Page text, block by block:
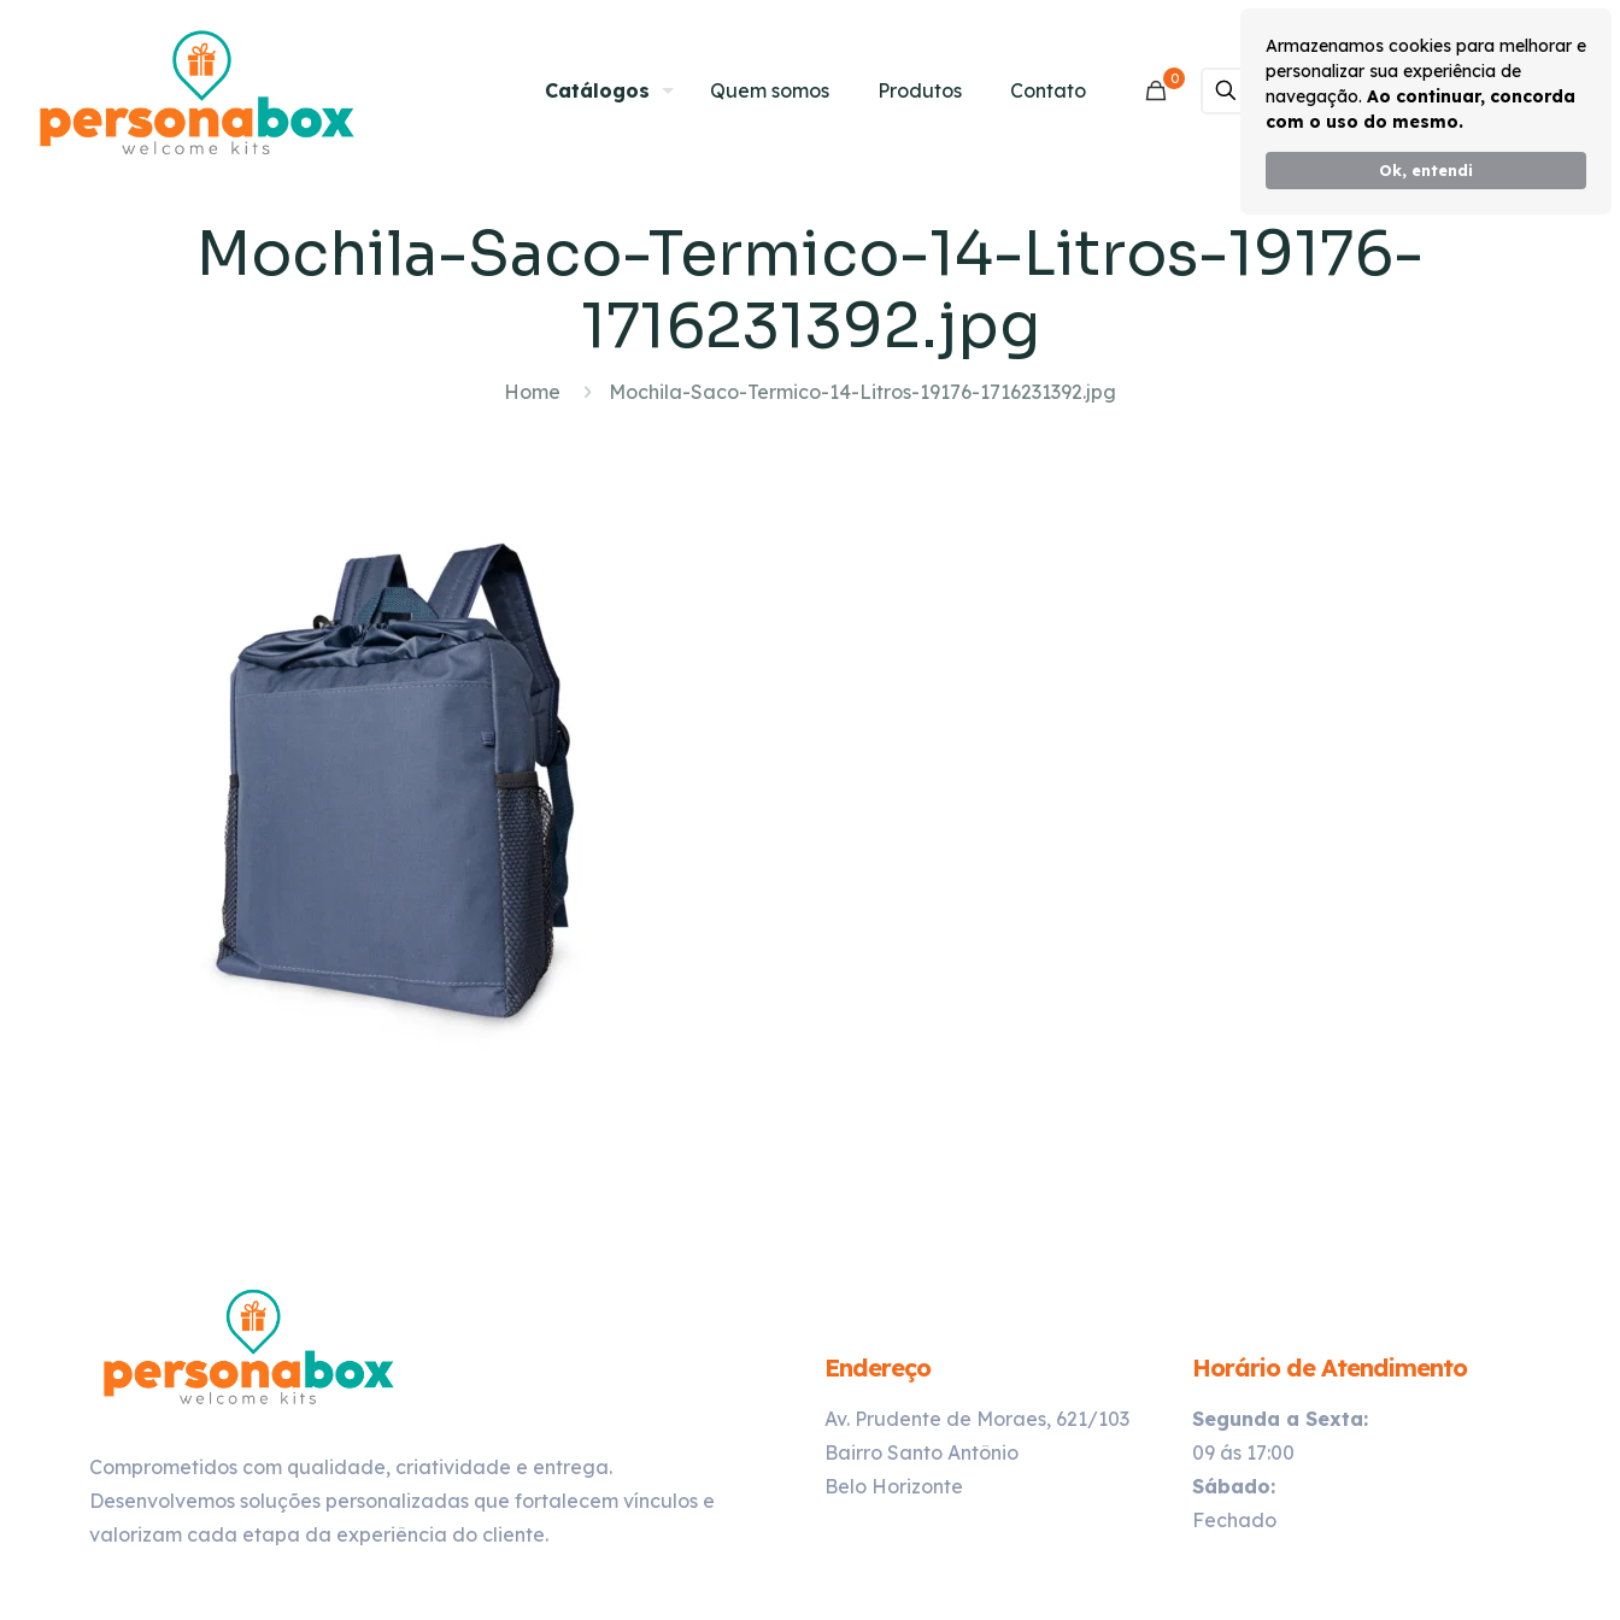
Armazenamos cookies para melhorar e
personalizar sua experiência de
navegação. Ao continuar, concorda
com o uso do mesmo.
Ok, entendi
Catálogos Quem somos Produtos Contato 0 Monte seu Kit
Mochila-Saco-Termico-14-Litros-19176-
1716231392.jpg
Home Mochila-Saco-Termico-14-Litros-19176-1716231392.jpg
Comprometidos com qualidade, criatividade e entrega.
Desenvolvemos soluções personalizadas que fortalecem vínculos e
valorizam cada etapa da experiência do cliente.
Endereço
Av. Prudente de Moraes, 621/103
Bairro Santo Antônio
Belo Horizonte
Horário de Atendimento
Segunda a Sexta:
09 ás 17:00
Sábado:
Fechado